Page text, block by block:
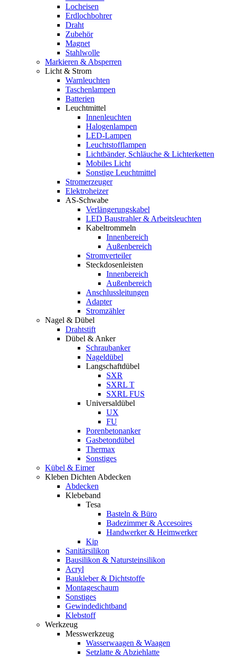
Locheisen
Erdlochbohrer
Draht
Zubehör
Magnet
Stahlwolle
Markieren & Absperren
Licht & Strom
Warnleuchten
Taschenlampen
Batterien
Leuchtmittel
Innenleuchten
Halogenlampen
LED-Lampen
Leuchtstofflampen
Lichtbänder, Schläuche & Lichterketten
Mobiles Licht
Sonstige Leuchtmittel
Stromerzeuger
Elektroheizer
AS-Schwabe
Verlängerungskabel
LED Baustrahler & Arbeitsleuchten
Kabeltrommeln
Innenbereich
Außenbereich
Stromverteiler
Steckdosenleisten
Innenbereich
Außenbereich
Anschlussleitungen
Adapter
Stromzähler
Nagel & Dübel
Drahtstift
Dübel & Anker
Schraubanker
Nageldübel
Langschaftdübel
SXR
SXRL T
SXRL FUS
Universaldübel
UX
FU
Porenbetonanker
Gasbetondübel
Thermax
Sonstiges
Kübel & Eimer
Kleben Dichten Abdecken
Abdecken
Klebeband
Tesa
Basteln & Büro
Badezimmer & Accesoires
Handwerker & Heimwerker
Kip
Sanitärsilikon
Bausilikon & Natursteinsilikon
Acryl
Baukleber & Dichtstoffe
Montageschaum
Sonstiges
Gewindedichtband
Klebstoff
Werkzeug
Messwerkzeug
Wasserwaagen & Waagen
Setzlatte & Abziehlatte